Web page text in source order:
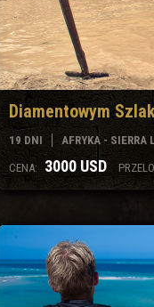
Diamentowym
19 DNI AFRYKA - SIERRA
CENA: 3000 USD